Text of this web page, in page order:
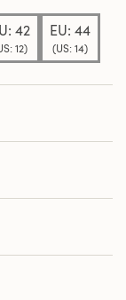
42
12)
EU: 44
(US: 14)